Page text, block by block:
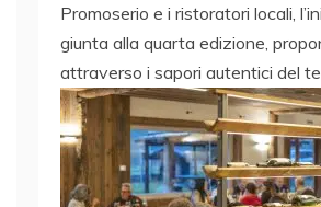
Promoserio e i ristoratori locali,
giunta alla quarta edizione,
attraverso i sapori autentici del